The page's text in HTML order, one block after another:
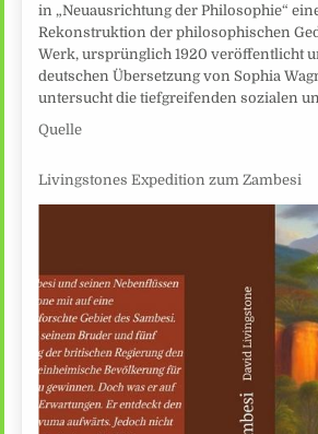
in „Neuausrichtung der Philosophie“
Rekonstruktion der philosophischen
Werk, ursprünglich 1920 veröffentlicht
deutschen Übersetzung von Sophia
untersucht die tiefgreifenden sozialen
Quelle
Livingstones Expedition zum Zambesi